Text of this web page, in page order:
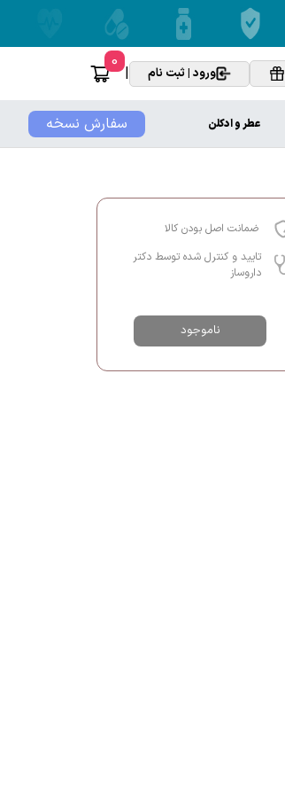
ورود | ثبت نام |
0
سفارش نسخه عطر و ادکلن
ضمانت اصل بودن کالا
تایید و کنترل شده توسط دکتر
داروساز
ناموجود